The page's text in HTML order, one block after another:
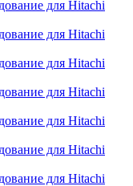
для Hitachi
для Hitachi
для Hitachi
для Hitachi
для Hitachi
для Hitachi
для Hitachi